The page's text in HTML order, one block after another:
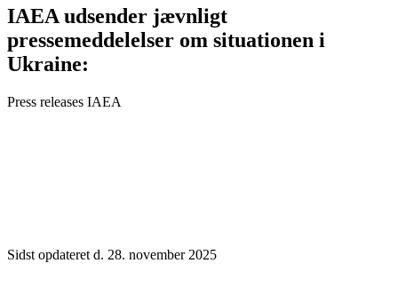
IAEA udsender jævnligt
pressemeddelelser om situationen i
Ukraine:
Press releases IAEA
Sidst opdateret d. 28. november 2025